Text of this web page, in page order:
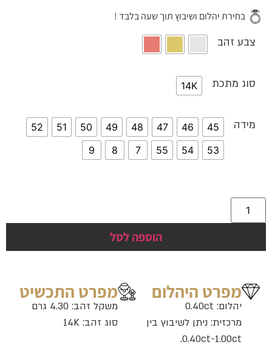
בחירת יהלום ושיבוץ תוך שעה בלבד !
צבע זהב
סוג מתכת 14K
מידה 45
46
47
48
49
50
51
52
53
54
55
7
8
9
הוספה לסל
מפרט היהלום
יהלום: 0.40ct
מרכזית: ניתן לשיבוץ בין
0.40ct-1.00ct.
מפרט התכשיט
משקל זהב: 4.30 גרם
סוג זהב: 14K